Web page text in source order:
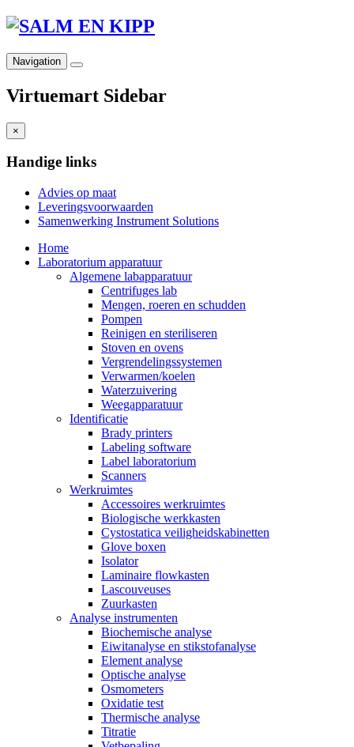
Navigation
Virtuemart Sidebar
×
Handige links
Advies op maat
Leveringsvoorwaarden
Samenwerking Instrument Solutions
Home
Laboratorium apparatuur
Algemene labapparatuur
Centrifuges lab
Mengen, roeren en schudden
Pompen
Reinigen en steriliseren
Stoven en ovens
Vergrendelingssystemen
Verwarmen/koelen
Waterzuivering
Weegapparatuur
Identificatie
Brady printers
Labeling software
Label laboratorium
Scanners
Werkruimtes
Accessoires werkruimtes
Biologische werkkasten
Cystostatica veiligheidskabinetten
Glove boxen
Isolator
Laminaire flowkasten
Lascouveuses
Zuurkasten
Analyse instrumenten
Biochemische analyse
Eiwitanalyse en stikstofanalyse
Element analyse
Optische analyse
Osmometers
Oxidatie test
Thermische analyse
Titratie